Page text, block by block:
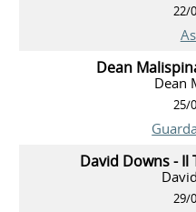
22/
Dean
Dean
25/
Guarda
David Downs -
29/